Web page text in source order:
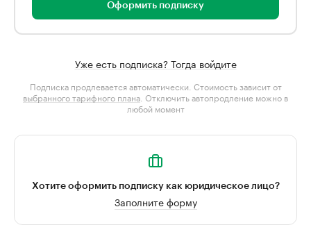
Оформить подписку
Уже есть подписка? Тогда войдите
Подписка продлевается автоматически. Стоимость зависит от
выбранного тарифного плана . Отключить автопродление можно в
любой момент
Хотите оформить подписку как юридическое лицо?
Заполните форму